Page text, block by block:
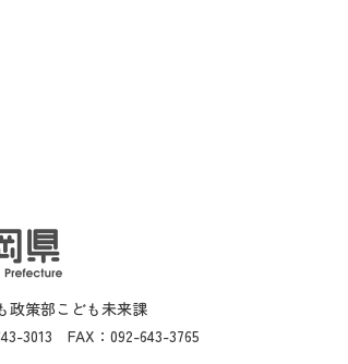
政策部こども未来課
3013 FAX：092-643-3765